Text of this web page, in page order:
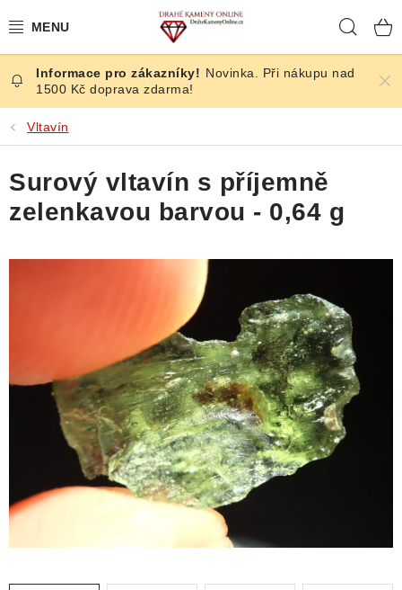
na
ČESKÉ KAMENY
ŠPERKY
KAMENY ZE SVĚTA
BROUŠENÉ
SLEVY
ČLÁNKY
NALEZIŠTĚ
NÁŠ PŘÍBĚH
Novinka. Při nákupu nad
1500 Kč doprava zdarma!
Vltavín
Surový vltavín s příjemně
zelenkavou barvou - 0,64 g